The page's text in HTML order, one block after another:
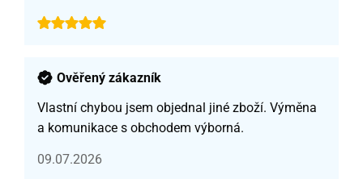
Ověřený zákazník
Vlastní chybou jsem objednal jiné zboží. Výměna
a komunikace s obchodem výborná.
09.07.2026